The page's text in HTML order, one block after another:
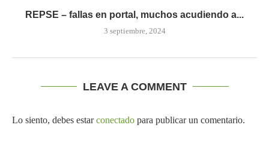
REPSE – fallas en portal, muchos acudiendo a...
3 septiembre, 2024
LEAVE A COMMENT
Lo siento, debes estarconectado para publicar un comentario.